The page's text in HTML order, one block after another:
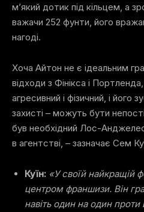
м’який дотик під кільцем, а
важачи 252 фунти, його
нагоді.
Хоча Айтон не є ідеальним
відходи з Фінікса і
агресивний і фізичний, і його
захисті – можуть бути
був необхідний Лос-
в агентстві , – зазначає Сем
Куїн: «У своїй найкращій
центром франшизи. Він
навіть один на один проти